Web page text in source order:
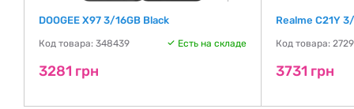
DOOGEE X97 3/16GB Black
Код товара: 348439 Есть на складе
3281 грн
Realme C21Y
Код товара:
3731 грн